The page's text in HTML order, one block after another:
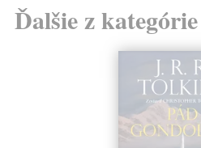
Ďalšie z